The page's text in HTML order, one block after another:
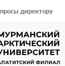
директору